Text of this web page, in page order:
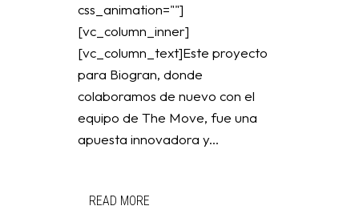
css_animation=""]
[vc_column_inner]
[vc_column_text]Este proyecto
para Biogran, donde
colaboramos de nuevo con el
equipo de The Move, fue una
apuesta innovadora y...
READ MORE